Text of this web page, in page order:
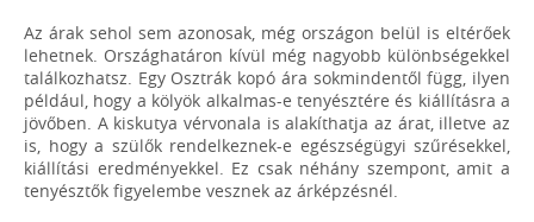
Az árak sehol sem azonosak, még országon belül is eltérőek
lehetnek. Országhatáron kívül még nagyobb különbségekkel
találkozhatsz. Egy Osztrák kopó ára sokmindentől függ, ilyen
például, hogy a kölyök alkalmas-e tenyésztére és kiállításra a
jövőben. A kiskutya vérvonala is alakíthatja az árat, illetve az
is, hogy a szülők rendelkeznek-e egészségügyi szűrésekkel,
kiállítási eredményekkel. Ez csak néhány szempont, amit a
tenyésztők figyelembe vesznek az árképzésnél.